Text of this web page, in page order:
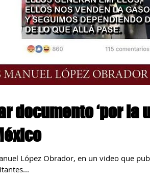
documento ‘por la
López Obrador, en un video que